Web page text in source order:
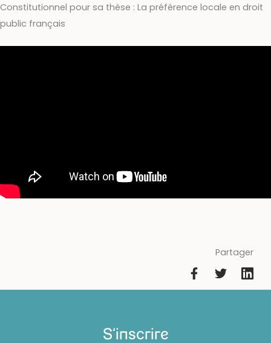
Constitutionnel pour sa thèse : La préférence locale en droit
public français
Partager
S'inscrire